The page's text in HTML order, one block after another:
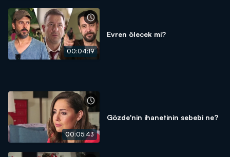
00:04:19
Evren ölecek mi?
00:05:43
Gözde'nin ihanetinin sebebi ne?